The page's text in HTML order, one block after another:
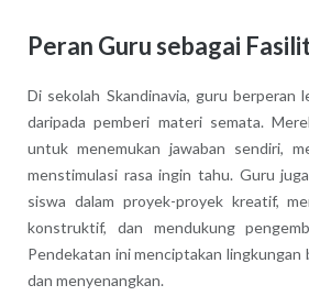
Peran Guru sebagai
Di sekolah Skandinavia, guru berperan
daripada pemberi materi semata.
untuk menemukan jawaban sendiri,
menstimulasi rasa ingin tahu. Guru
siswa dalam proyek-proyek kreatif,
konstruktif, dan mendukung
Pendekatan ini menciptakan lingkungan
dan menyenangkan.